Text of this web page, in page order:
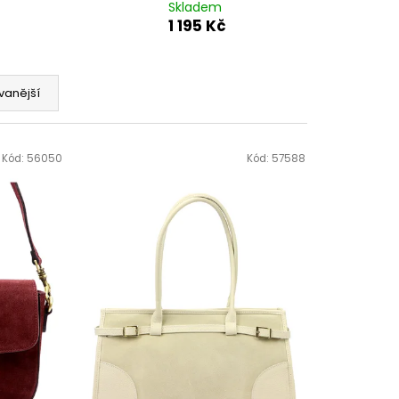
Skladem
1 195 Kč
Kód: 56050 Kód: 57588